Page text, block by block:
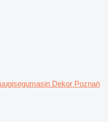
Dekor Poznań